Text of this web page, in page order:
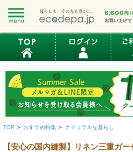
TOP > おすすめ特集 > ナチュラルな暮らし
【安心の国内縫製】リネン三重ガ